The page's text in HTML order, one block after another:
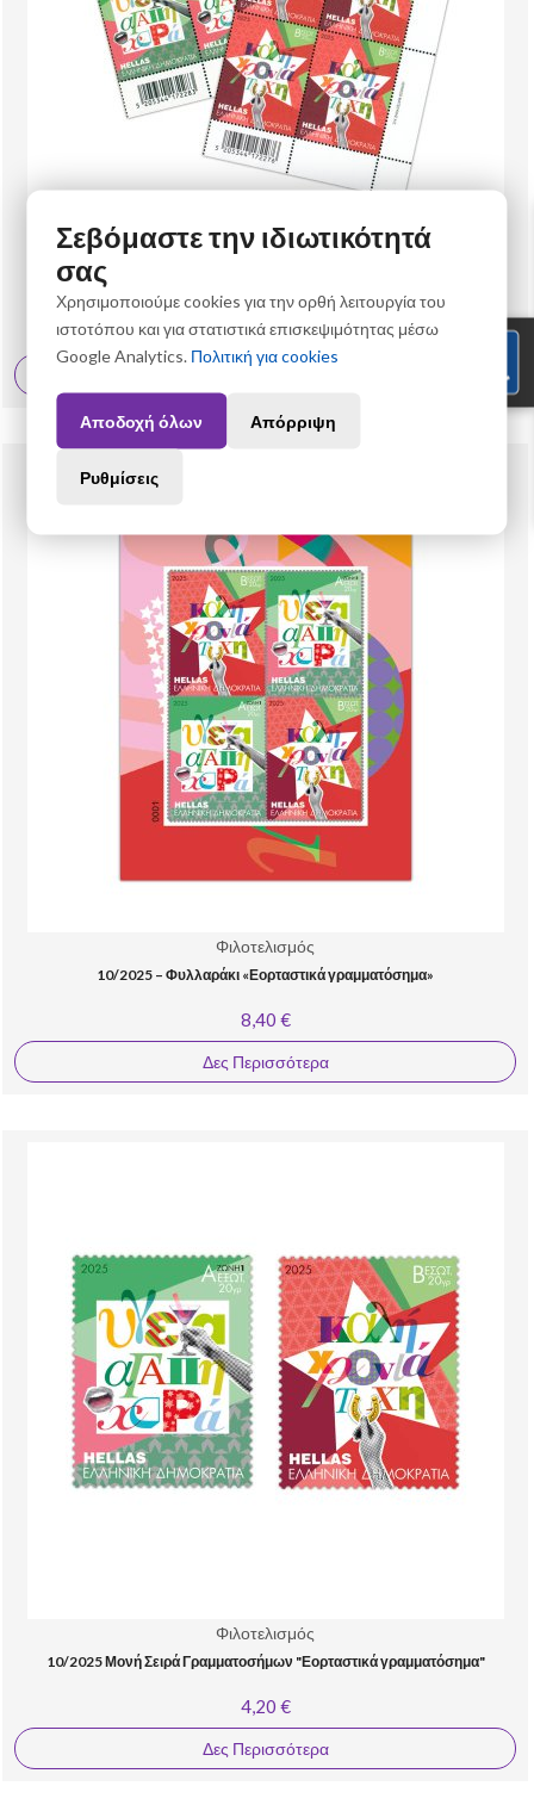
Φιλοτελισμός
10/2025 Τετράδα κάτω δεξιά (ΚΔ) "Εορταστικά γραμματόσημα"
16,80 €
Φιλοτελισμός
10/2025 – Φυλλαράκι «Εορταστικά γραμματόσημα»
8,40 €
Δες Περισσότερα
Φιλοτελισμός
10/2025 Μονή Σειρά Γραμματοσήμων "Εορταστικά γραμματόσημα"
4,20 €
Δες Περισσότερα
Σεβόμαστε την ιδιωτικότητά
σας
Χρησιμοποιούμε cookies για την ορθή λειτουργία του
ιστοτόπου και για στατιστικά επισκεψιμότητας μέσω
Google Analytics. Πολιτική για cookies
Αποδοχή όλων Απόρριψη
Ρυθμίσεις